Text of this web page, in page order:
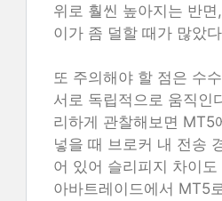
위로 훨씬 높아지는 반
이가 좀 덜할 때가 많았
또 주의해야 할 점은 수
서로 독립적으로 움직인
리하게 관찰해보면 MT5
넣을 때 브로커 내 전송
어 있어 슬리피지 차이
아바트레이드에서 MT5